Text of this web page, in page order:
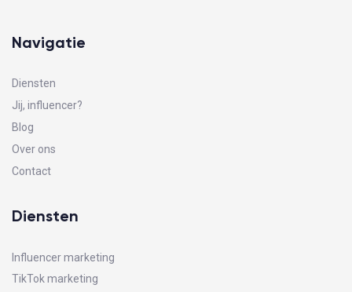
Navigatie
Diensten
Jij, influencer?
Blog
Over ons
Contact
Diensten
Influencer marketing
TikTok marketing